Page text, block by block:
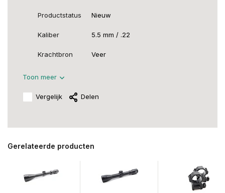
Productstatus Nieuw
Kaliber 5.5 mm / .22
Krachtbron Veer
Toon meer
Vergelijk Delen
Gerelateerde producten